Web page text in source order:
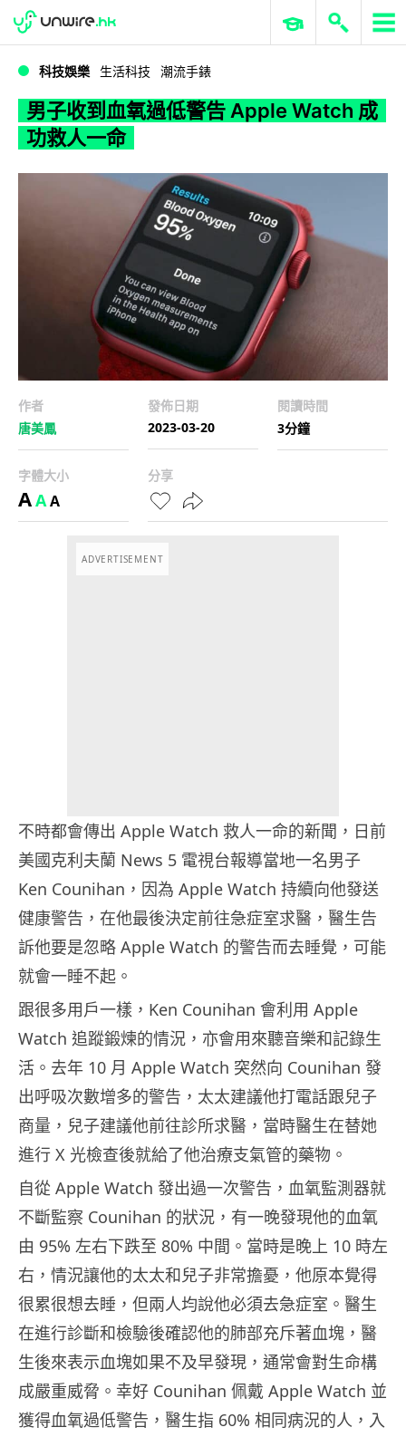
WWDC 2026 ERP 與商業 AI
科技娛樂 生活科技 潮流手錶
男子收到血氧過低警告 Apple Watch 成
功救人一命
作者
唐美鳳
發佈日期
2023-03-20
閱讀時間
3分鐘
字體大小
AAA
分享
ADVERTISEMENT
不時都會傳出 Apple Watch 救人一命的新聞，日前
美國克利夫蘭 News 5 電視台報導當地一名男子
Ken Counihan，因為 Apple Watch 持續向他發送
健康警告，在他最後決定前往急症室求醫，醫生告
訴他要是忽略 Apple Watch 的警告而去睡覺，可能
就會一睡不起。
跟很多用戶一樣，Ken Counihan 會利用 Apple
Watch 追蹤鍛煉的情況，亦會用來聽音樂和記錄生
活。去年 10 月 Apple Watch 突然向 Counihan 發
出呼吸次數增多的警告，太太建議他打電話跟兒子
商量，兒子建議他前往診所求醫，當時醫生在替她
進行 X 光檢查後就給了他治療支氣管的藥物。
自從 Apple Watch 發出過一次警告，血氧監測器就
不斷監察 Counihan 的狀況，有一晚發現他的血氧
由 95% 左右下跌至 80% 中間。當時是晚上 10 時左
右，情況讓他的太太和兒子非常擔憂，他原本覺得
很累很想去睡，但兩人均說他必須去急症室。醫生
在進行診斷和檢驗後確認他的肺部充斥著血塊，醫
生後來表示血塊如果不及早發現，通常會對生命構
成嚴重威脅。幸好 Counihan 佩戴 Apple Watch 並
獲得血氧過低警告，醫生指 60% 相同病況的人，入